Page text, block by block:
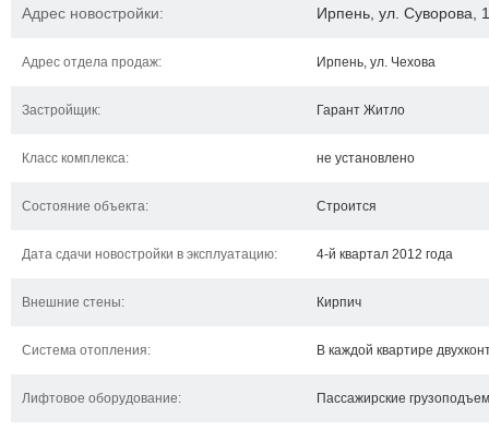
Адрес новостройки: Ирпень, ул. Суворова, 1
Адрес отдела продаж: Ирпень, ул. Чехова
Застройщик: Гарант Житло
Класс комплекса: не установлено
Состояние объекта: Строится
Дата сдачи новостройки в эксплуатацию: 4-й квартал 2012 года
Внешние стены: Кирпич
Система отопления: В каждой квартире
Лифтовое оборудование: Пассажирские